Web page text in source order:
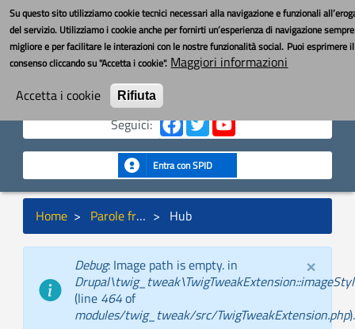
Su questo sito utilizziamo cookie tecnici necessari alla navigazione e funzionali
del servizio. Utilizziamo i cookie anche per fornirti un’esperienza di navigazione sempre
migliore e per facilitare le interazioni con le nostre funzionalità social. Puoi esprimere
consenso cliccando su "Accetta i cookie". Maggiori informazioni
Accetta i cookie
Rifiuta
Salta
contenuto
principale
YouBOS Toggle
MENU
Seguici:
Entra con SPID
Briciole
di
Home Parole fra noi Hub
Messaggio
di
stato
Debug: Image path is empty. in
(line 464of
modules/twig_tweak/src/TwigTweakExtension.php).
×